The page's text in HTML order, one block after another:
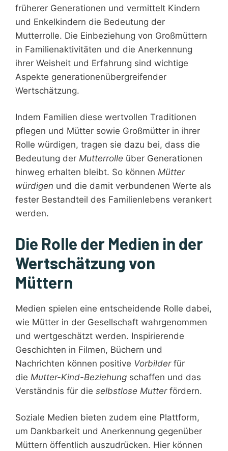
früherer Generationen und vermittelt Kindern
und Enkelkindern die Bedeutung der
Mutterrolle. Die Einbeziehung von Großmüttern
in Familienaktivitäten und die Anerkennung
ihrer Weisheit und Erfahrung sind wichtige
Aspekte generationenübergreifender
Wertschätzung.
Indem Familien diese wertvollen Traditionen
pflegen und Mütter sowie Großmütter in ihrer
Rolle würdigen, tragen sie dazu bei, dass die
Bedeutung der Mutterrolle über Generationen
hinweg erhalten bleibt. So können Mütter
würdigen und die damit verbundenen Werte als
fester Bestandteil des Familienlebens verankert
werden.
Die Rolle der Medien in der
Wertschätzung von
Müttern
Medien spielen eine entscheidende Rolle dabei,
wie Mütter in der Gesellschaft wahrgenommen
und wertgeschätzt werden. Inspirierende
Geschichten in Filmen, Büchern und
Nachrichten können positive Vorbilderfür
die Mutter-Kind-Beziehung schaffen und das
Verständnis für die selbstlose Mutterfördern.
Soziale Medien bieten zudem eine Plattform,
um Dankbarkeit und Anerkennung gegenüber
Müttern öffentlich auszudrücken. Hier können